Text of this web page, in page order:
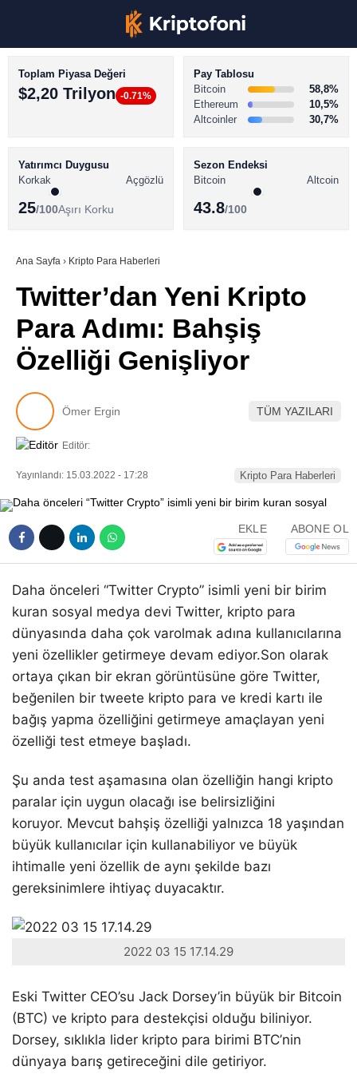
Youtube
TikTok
BİTCOİN HABERLERİ
ALTCOİN HABERLERİ
SÖZLÜK
Toplam Piyasa Değeri
$2,20 Trilyon -0.71%
Pay Tablosu
Bitcoin
58,8%
Ethereum
10,5%
Altcoinler
30,7%
Yatırımcı Duygusu
Korkak
Açgözlü
25/100Aşırı Korku
Sezon Endeksi
Bitcoin
Altcoin
43.8/100
Ana Sayfa › Kripto Para Haberleri
Twitter’dan Yeni Kripto
Para Adımı: Bahşiş
Özelliği Genişliyor
Ömer Ergin TÜM YAZILARI
Editör:
Yayınlandı: 15.03.2022 - 17:28 Kripto Para Haberleri
EKLE ABONE OL
Daha önceleri “Twitter Crypto” isimli yeni bir birim
kuran sosyal medya devi Twitter, kripto para
dünyasında daha çok varolmak adına kullanıcılarına
yeni özellikler getirmeye devam ediyor.Son olarak
ortaya çıkan bir ekran görüntüsüne göre Twitter,
beğenilen bir tweete kripto para ve kredi kartı ile
bağış yapma özelliğini getirmeye amaçlayan yeni
özelliği test etmeye başladı.
Şu anda test aşamasına olan özelliğin hangi kripto
paralar için uygun olacağı ise belirsizliğini
koruyor. Mevcut bahşiş özelliği yalnızca 18 yaşından
büyük kullanıcılar için kullanabiliyor ve büyük
ihtimalle yeni özellik de aynı şekilde bazı
gereksinimlere ihtiyaç duyacaktır.
2022 03 15 17.14.29
Eski Twitter CEO’su Jack Dorsey’in büyük bir Bitcoin
(BTC) ve kripto para destekçisi olduğu biliniyor.
Dorsey, sıklıkla lider kripto para birimi BTC’nin
dünyaya barış getireceğini dile getiriyor.